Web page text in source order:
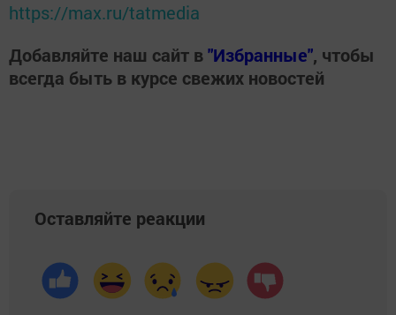
https://max.ru/tatmedia
Добавляйте наш сайт в"Избранные", чтобы
всегда быть в курсе свежих новостей
Оставляйте реакции